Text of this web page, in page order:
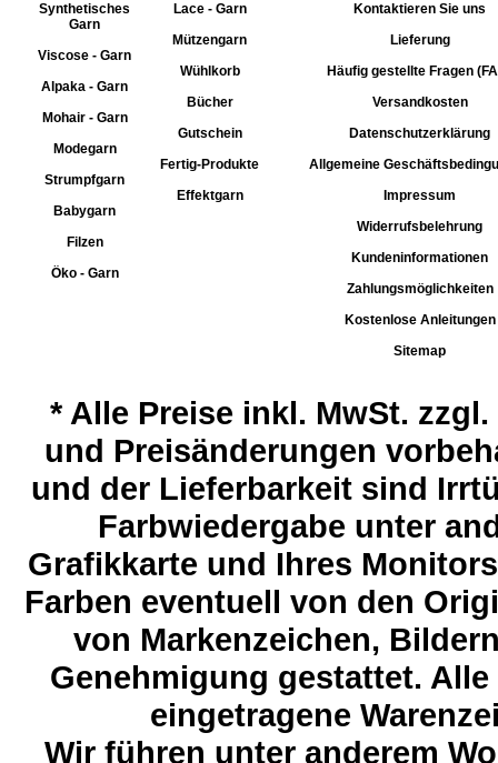
Synthetisches
Garn
Viscose - Garn
Alpaka - Garn
Mohair - Garn
Modegarn
Strumpfgarn
Babygarn
Filzen
Öko - Garn
Lace - Garn
Mützengarn
Wühlkorb
Bücher
Gutschein
Fertig-Produkte
Effektgarn
Kontaktieren Sie uns
Lieferung
Häufig gestellte Fragen
Versandkosten
Datenschutzerklärung
Allgemeine
Impressum
Widerrufsbelehrung
Kundeninformationen
Zahlungsmöglichkeiten
Kostenlose Anleitungen
Sitemap
*Alle Preise inkl. MwSt.
und Preisänderungen
und der Lieferbarkeit sind
Farbwiedergabe unter
Grafikkarte und Ihres
Farben eventuell von den
von Markenzeichen,
Genehmigung gestattet.
eingetragene
Wir führen unter anderem